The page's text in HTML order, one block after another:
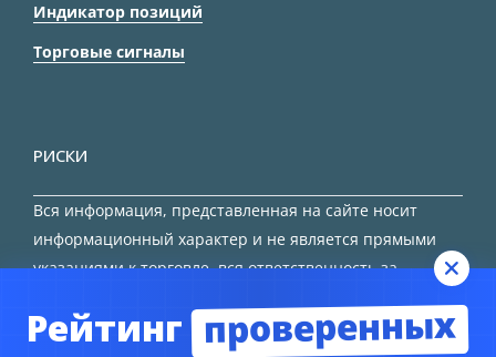
Индикатор позиций
Торговые сигналы
РИСКИ
Вся информация, представленная на сайте носит
информационный характер и не является прямыми
указаниями к торговле, вся ответственность за
Рейтинг проверенных